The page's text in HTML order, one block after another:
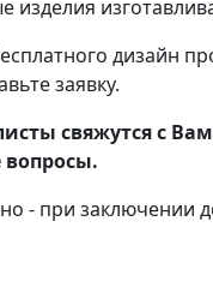
изделия
дизайн
заявку.
свяжутся с
вопросы.
- при заключении